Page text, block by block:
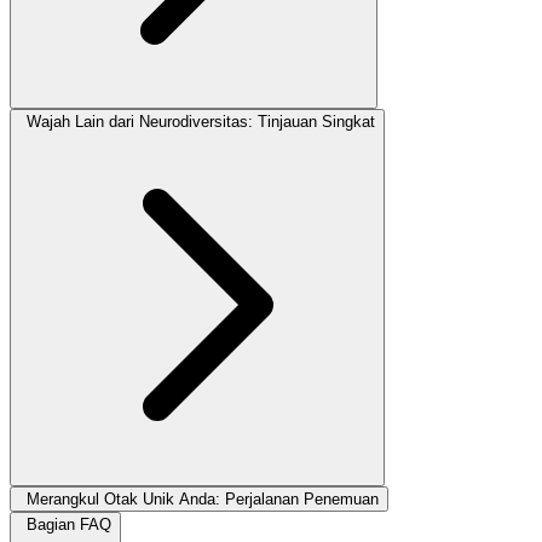
Wajah Lain dari Neurodiversitas: Tinjauan Singkat
Merangkul Otak Unik Anda: Perjalanan Penemuan
Bagian FAQ